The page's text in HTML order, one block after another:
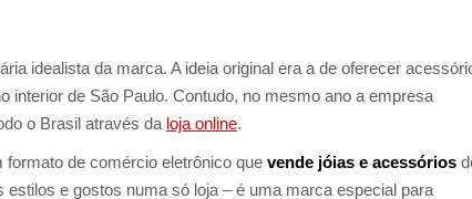
idealista da marca. A ideia original era a de oferecer
interior de São Paulo. Contudo, no mesmo ano a empresa
o Brasil através da loja online.
de comércio eletrônico que vende jóias e acessórios
e gostos numa só loja – é uma marca especial para